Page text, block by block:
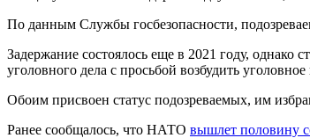
По данным Службы госбезопасности,
Задержание состоялось еще в 2021 году, однако
уголовного дела с просьбой возбудить
Обоим присвоен статус подозреваемых, им
Ранее сообщалось, что НАТО вышлет половину